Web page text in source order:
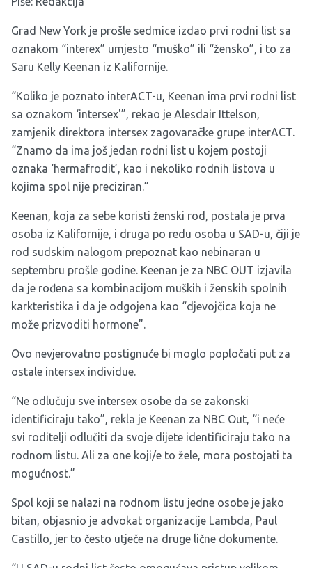
Grad New York je prošle sedmice izdao prvi rodni list sa
oznakom “interex” umjesto “muško” ili “žensko”, i to za
Saru Kelly Keenan iz Kalifornije.
“Koliko je poznato interACT-u, Keenan ima prvi rodni list
sa oznakom ‘intersex'”, rekao je Alesdair Ittelson,
zamjenik direktora intersex zagovaračke grupe interACT.
“Znamo da ima još jedan rodni list u kojem postoji
oznaka ‘hermafrodit’, kao i nekoliko rodnih listova u
kojima spol nije preciziran.”
Keenan, koja za sebe koristi ženski rod, postala je prva
osoba iz Kalifornije, i druga po redu osoba u SAD-u, čiji je
rod sudskim nalogom prepoznat kao nebinaran u
septembru prošle godine. Keenan je za NBC OUT izjavila
da je rođena sa kombinacijom muških i ženskih spolnih
karkteristika i da je odgojena kao “djevojčica koja ne
može prizvoditi hormone”.
Ovo nevjerovatno postignuće bi moglo popločati put za
ostale intersex individue.
“Ne odlučuju sve intersex osobe da se zakonski
identificiraju tako”, rekla je Keenan za NBC Out, “i neće
svi roditelji odlučiti da svoje dijete identificiraju tako na
rodnom listu. Ali za one koji/e to žele, mora postojati ta
mogućnost.”
Spol koji se nalazi na rodnom listu jedne osobe je jako
bitan, objasnio je advokat organizacije Lambda, Paul
Castillo, jer to često utječe na druge lične dokumente.